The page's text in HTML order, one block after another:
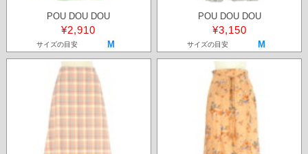
POU DOU DOU
¥2,910
サイズの目安 M
POU DOU DOU
¥3,150
サイズの目安 M